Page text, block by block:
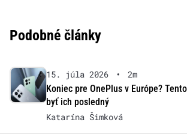
Podobné články
15. júla 2026 •
2m
Koniec pre OnePlus v Európe?
byť ich posledný
Katarína Šimková